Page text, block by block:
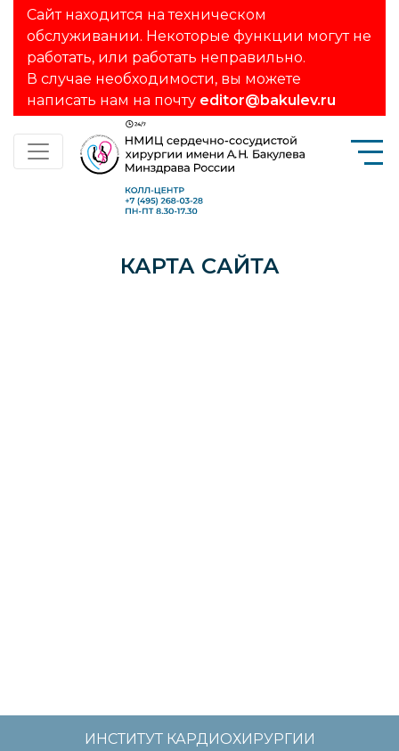
Сайт находится на техническом
обслуживании. Некоторые функции могут не
работать, или работать неправильно.
В случае необходимости, вы можете
написать нам на почту editor@bakulev.ru
КАРТА САЙТА
ИНСТИТУТ КАРДИОХИРУРГИИ